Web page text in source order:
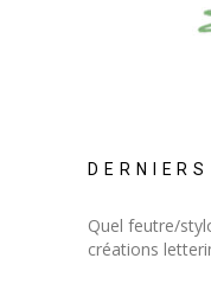
Quel feutre/
créations